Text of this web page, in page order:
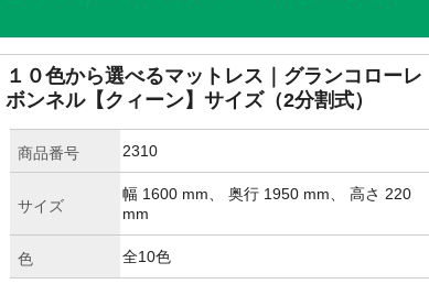
１０色から選べるマットレス｜グランコローレ
ボンネル【クィーン】サイズ（2分割式）
商品番号 2310
サイズ
幅 1600 mm、 奥行 1950 mm、 高さ 220
mm
色 全10色